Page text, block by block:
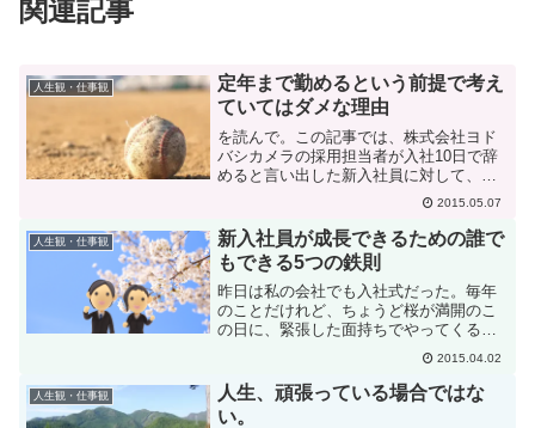
関連記事
人生観・仕事観
定年まで勤めるという前提で考え
ていてはダメな理由
を読んで。この記事では、株式会社ヨド
バシカメラの採用担当者が入社10日で辞
めると言い出した新入社員に対して、彼
が好きなゲームの話に喩えて、「ゲーム
の楽しさを理解するためには練習と経験
が必要だ。仕事もそれと同じ」と気づか
せたという話が書かれて...
2015.05.07
人生観・仕事観
新入社員が成長できるための誰で
もできる5つの鉄則
昨日は私の会社でも入社式だった。毎年
のことだけれど、ちょうど桜が満開のこ
の日に、緊張した面持ちでやってくる新
入社員を見るのは楽しみでもあり、こち
らまで新たな気持ちになる。ということ
を思っていたら、昔ブログにこんなこと
を書いたのを思い出した。...
2015.04.02
人生観・仕事観
人生、頑張っている場合ではな
い。